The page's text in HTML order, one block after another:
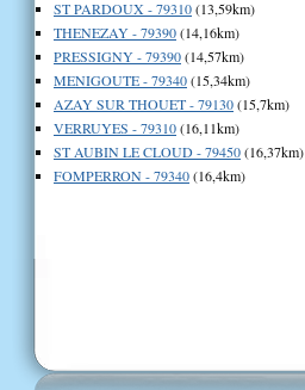
ST PARDOUX - 79310(13,59km)
THENEZAY - 79390(14,16km)
PRESSIGNY - 79390(14,57km)
MENIGOUTE - 79340(15,34km)
AZAY SUR THOUET - 79130(15,7km)
VERRUYES - 79310(16,11km)
ST AUBIN LE CLOUD - 79450(16,37km)
FOMPERRON - 79340(16,4km)